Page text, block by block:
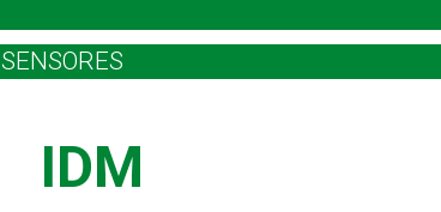
SENSORES
IDM